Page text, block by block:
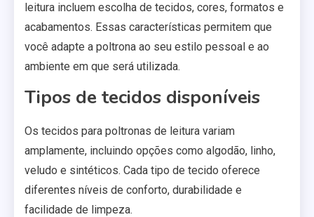
leitura incluem escolha de tecidos, cores, formatos e
acabamentos. Essas características permitem que
você adapte a poltrona ao seu estilo pessoal e ao
ambiente em que será utilizada.
Tipos de tecidos disponíveis
Os tecidos para poltronas de leitura variam
amplamente, incluindo opções como algodão, linho,
veludo e sintéticos. Cada tipo de tecido oferece
diferentes níveis de conforto, durabilidade e
facilidade de limpeza.